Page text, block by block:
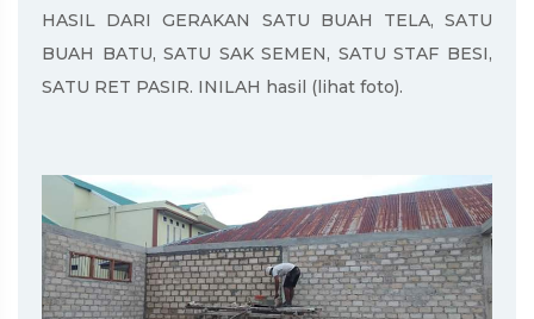
HASIL DARI GERAKAN SATU BUAH TELA, SATU
BUAH BATU, SATU SAK SEMEN, SATU STAF BESI,
SATU RET PASIR. INILAH hasil (lihat foto).